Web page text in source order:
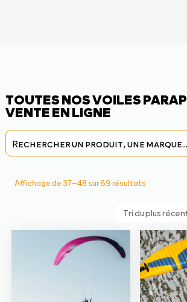
TOUTES NOS VOILES
VENTE EN LIGNE
Affichage de 37–48 sur 69 résultatsTrié
récent
plus
ancien